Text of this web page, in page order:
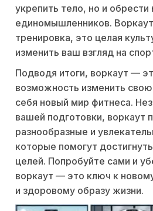
укрепить тело, но и обрести
единомышленников.
тренировка, это целая
изменить ваш взгляд на
Подводя итоги, воркаут —
возможность изменить
себя новый мир фитнеса.
вашей подготовки, воркаут
разнообразные и
которые помогут
целей. Попробуйте сами и
воркаут — это ключ к
и здоровому образу жизни.